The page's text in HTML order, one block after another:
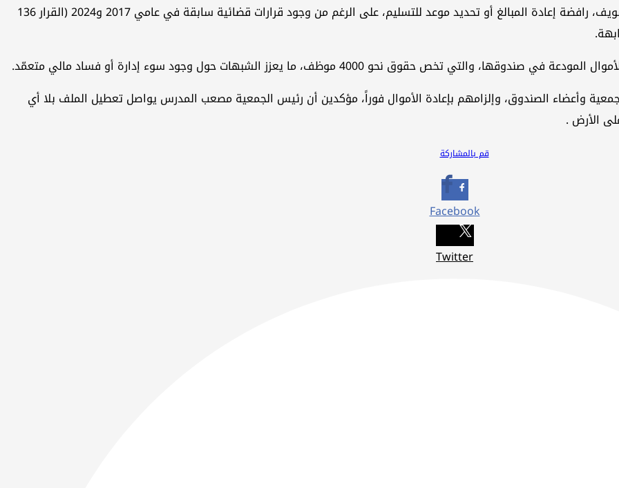
وأشار المشتكون إلى أن الجمعية مارست سياسة المماطلة والتسويف، رافضة إعادة المبالغ أو تحديد موعد للتسليم، على الرغم من وجود قرارات قضائية سابقة في عامي 2017 و2024 (القرار 136
نحو 4000 موظف، ما يعزز الشبهات حول وجود سوء إدارة أو فساد مالي متعمّد.
وأعضاء الصندوق، وإلزامهم بإعادة الأموال فوراً، مؤكدين أن رئيس الجمعية مصعب المدرس يواصل تعطيل الملف بلا أي
الأرض .
قم بالمشاركة
Facebook
Twitter